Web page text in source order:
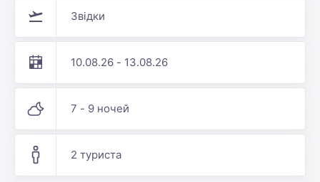
Звідки
10.08.26 - 13.08.26
7 - 9 ночей
2 туриста